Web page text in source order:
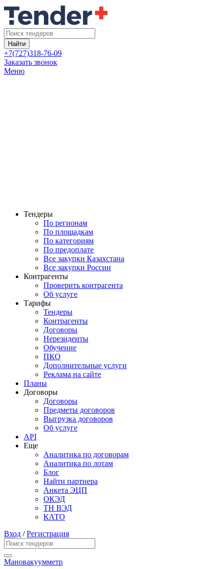
Найти
+7(727)318-76-09
Заказать звонок
Меню
Тендеры
По регионам
По площадкам
По категориям
По предоплате
Все закупки Казахстана
Все закупки России
Контрагенты
Проверить контрагента
Об услуге
Тарифы
Тендеры
Контрагенты
Договоры
Нерезиденты
Обучение
ПКО
Дополнительные услуги
Реклама на сайте
Планы
Договоры
Договоры
Предметы договоров
Выгрузка договоров
Об услуге
API
Еще
Аналитика по договорам
Аналитика по лотам
Блог
Найти партнера
Анкета ЭЦП
ОКЭД
ТН ВЭД
КАТО
Вход /Регистрация
Мановакуумметр